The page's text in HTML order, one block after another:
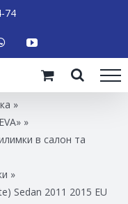
74
»
»
в салон та
»
Sedan 2011 2015 EU